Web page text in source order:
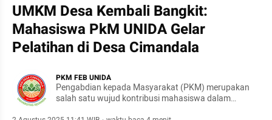
UMKM Desa Kembali Bangkit:
Mahasiswa PkM UNIDA Gelar
Pelatihan di Desa Cimandala
PKM FEB UNIDA
Pengabdian kepada Masyarakat (PKM) merupakan
salah satu wujud kontribusi mahasiswa dalam